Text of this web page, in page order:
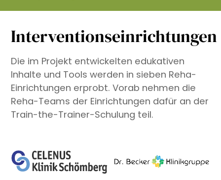
Interventionseinrichtungen
Die im Projekt entwickelten edukativen
Inhalte und Tools werden in sieben Reha-
Einrichtungen erprobt. Vorab nehmen die
Reha-Teams der Einrichtungen dafür an der
Train-the-Trainer-Schulung teil.